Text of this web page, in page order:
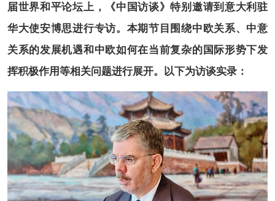
届世界和平论坛上，《中国访谈》特别邀请到意大利驻
华大使安博思进行专访。本期节目围绕中欧关系、中意
关系的发展机遇和中欧如何在当前复杂的国际形势下发
挥积极作用等相关问题进行展开。以下为访谈实录：